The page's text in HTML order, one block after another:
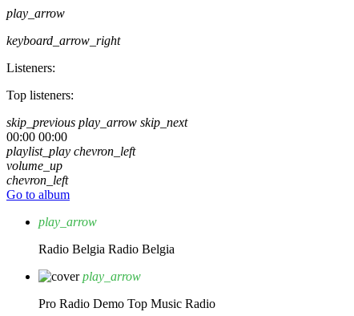
play_arrow
keyboard_arrow_right
Listeners:
Top listeners:
skip_previous play_arrow skip_next
00:00 00:00
playlist_play chevron_left
volume_up
chevron_left
Go to album
play_arrow
Radio Belgia Radio Belgia
play_arrow
Pro Radio Demo Top Music Radio